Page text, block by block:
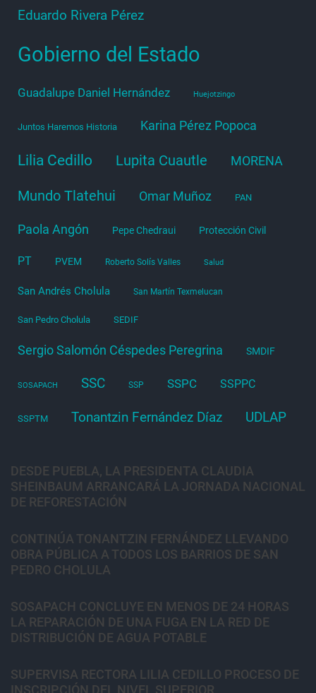
Eduardo Rivera Pérez
Gobierno del Estado
Guadalupe Daniel Hernández Huejotzingo
Juntos Haremos Historia Karina Pérez Popoca
Lilia Cedillo Lupita Cuautle MORENA
Mundo Tlatehui Omar Muñoz PAN
Paola Angón Pepe Chedraui Protección Civil
PT PVEM Roberto Solís Valles Salud
San Andrés Cholula San Martín Texmelucan
San Pedro Cholula SEDIF
Sergio Salomón Céspedes Peregrina SMDIF
SOSAPACH SSC SSP SSPC SSPPC
SSPTM Tonantzin Fernández Díaz UDLAP
DESDE PUEBLA, LA PRESIDENTA CLAUDIA
SHEINBAUM ARRANCARÁ LA JORNADA NACIONAL
DE REFORESTACIÓN
CONTINÚA TONANTZIN FERNÁNDEZ LLEVANDO
OBRA PÚBLICA A TODOS LOS BARRIOS DE SAN
PEDRO CHOLULA
SOSAPACH CONCLUYE EN MENOS DE 24 HORAS
LA REPARACIÓN DE UNA FUGA EN LA RED DE
DISTRIBUCIÓN DE AGUA POTABLE
SUPERVISA RECTORA LILIA CEDILLO PROCESO DE
INSCRIPCIÓN DEL NIVEL SUPERIOR